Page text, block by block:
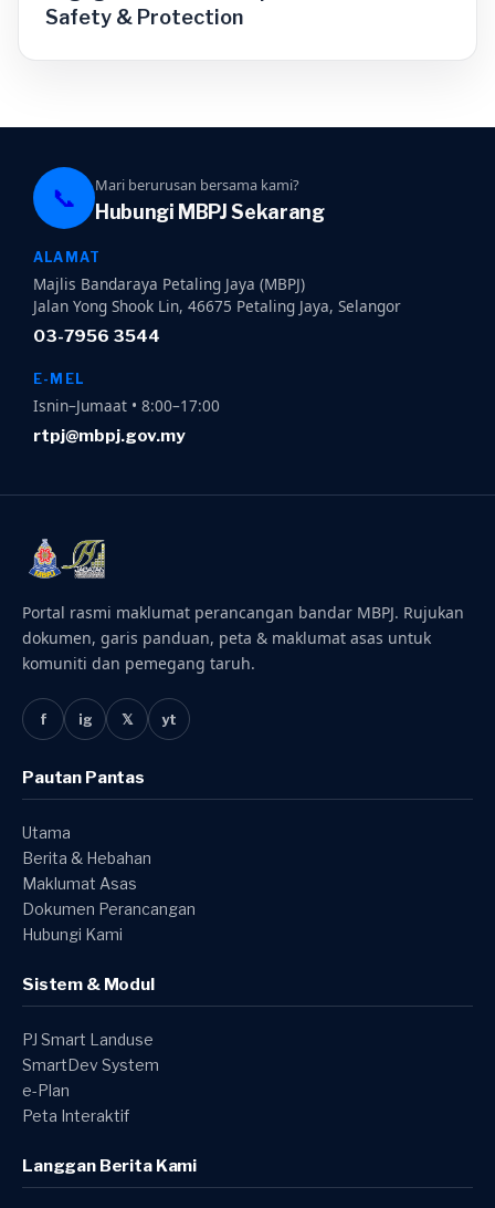
Safety & Protection
📞 Mari berurusan bersama kami?
Hubungi MBPJ Sekarang
ALAMAT
Majlis Bandaraya Petaling Jaya (MBPJ)
Jalan Yong Shook Lin, 46675 Petaling Jaya, Selangor
03-7956 3544
E-MEL
Isnin–Jumaat • 8:00–17:00
rtpj@mbpj.gov.my
Portal rasmi maklumat perancangan bandar MBPJ. Rujukan
dokumen, garis panduan, peta & maklumat asas untuk
komuniti dan pemegang taruh.
f ig 𝕏 yt
Pautan Pantas
Utama
Berita & Hebahan
Maklumat Asas
Dokumen Perancangan
Hubungi Kami
Sistem & Modul
PJ Smart Landuse
SmartDev System
e-Plan
Peta Interaktif
Langgan Berita Kami